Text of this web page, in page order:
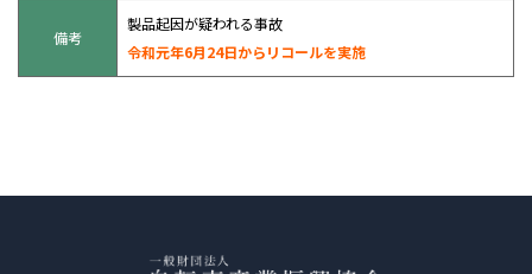
備考
製品起因が疑われる事故
令和元年6月24日からリコールを実施